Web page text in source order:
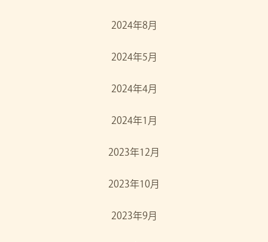
2024年8月
2024年5月
2024年4月
2024年1月
2023年12月
2023年10月
2023年9月